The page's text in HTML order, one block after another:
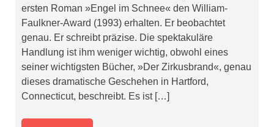
ersten Roman »Engel im Schnee« den William-
Faulkner-Award (1993) erhalten. Er beobachtet
genau. Er schreibt präzise. Die spektakuläre
Handlung ist ihm weniger wichtig, obwohl eines
seiner wichtigsten Bücher, »Der Zirkusbrand«, genau
dieses dramatische Geschehen in Hartford,
Connecticut, beschreibt. Es ist […]